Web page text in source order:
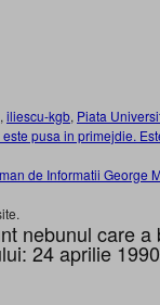
, iliescu-kgb, Piata
pusa in primejdie.
de Informatii George
nebunul care a
24 aprilie